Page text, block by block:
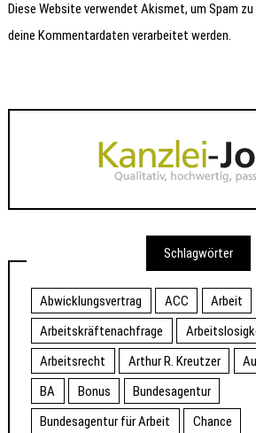
Diese Website verwendet Akismet, um Spam
deine Kommentardaten verarbeitet werden.
Schlagwörter
Abwicklungsvertrag ACC Arbeit
Arbeitskräftenachfrage
Arbeitsrecht
Arthur R. Kreutzer
BA
Bonus
Bundesagentur
Bundesagentur für Arbeit
Chance